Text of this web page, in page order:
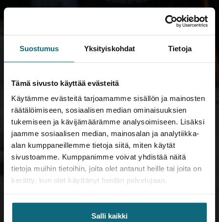
Suostumus Yksityiskohdat Tietoja
Tämä sivusto käyttää evästeitä
Käytämme evästeitä tarjoamamme sisällön ja mainosten
räätälöimiseen, sosiaalisen median ominaisuuksien
tukemiseen ja kävijämäärämme analysoimiseen. Lisäksi
jaamme sosiaalisen median, mainosalan ja analytiikka-
alan kumppaneillemme tietoja siitä, miten käytät
sivustoamme. Kumppanimme voivat yhdistää näitä
tietoja muihin tietoihin, joita olet antanut heille tai joita on
kerätty, kun olet käyttänyt heidän palvelujaan.
Salli kaikki